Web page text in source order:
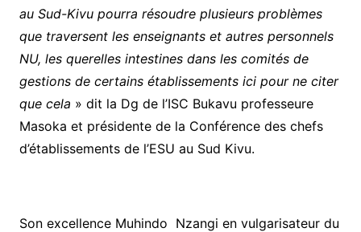
au Sud-Kivu pourra résoudre plusieurs problèmes
que traversent les enseignants et autres personnels
NU, les querelles intestines dans les comités de
gestions de certains établissements ici pour ne citer
que cela » dit la Dg de l’ISC Bukavu professeure
Masoka et présidente de la Conférence des chefs
d’établissements de l’ESU au Sud Kivu.
Son excellence Muhindo Nzangi en vulgarisateur du